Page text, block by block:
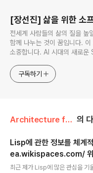
[장선진] 삶을 위한 소
전세계 사람들의 삶의 질을 높
함께 나누는 것이 꿈입니다.
소중합니다. AI 시대의 새로
구독하기
Architecture for Software/Lisp 의
Lisp에 관한 정보를 체
ea.wikispaces.com/ 위
최근 제가 Lisp에 많은 관심을 기